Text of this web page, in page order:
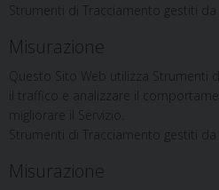
Strumenti di Tracciamento gestiti
Misurazione
Questo Sito Web utilizza Strumenti
il traffico e analizzare il
migliorare il Servizio.
Strumenti di Tracciamento gestiti
Misurazione